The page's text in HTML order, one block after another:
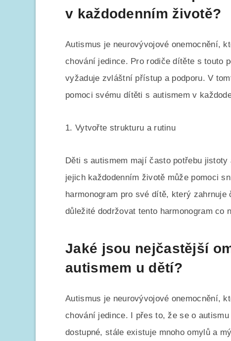
v každodenním životě?
Autismus je neurovývojové onemocnění,
chování jedince. Pro rodiče dítěte s touto
vyžaduje zvláštní přístup a podporu. V
pomoci svému dítěti s autismem v
1. Vytvořte strukturu a rutinu
Děti s autismem mají často potřebu
jejich každodenním životě může pomoci
harmonogram pro své dítě, který
důležité dodržovat tento harmonogram co
Jaké jsou nejčastější
autismem u dětí?
Autismus je neurovývojové onemocnění,
chování jedince. I přes to, že se o
dostupné, stále existuje mnoho omylů a